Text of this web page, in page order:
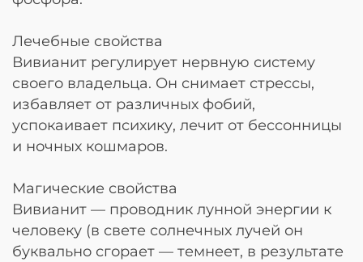
Лечебные свойства
Вивианит регулирует нервную систему
своего владельца. Он снимает стрессы,
избавляет от различных фобий,
успокаивает психику, лечит от бессонницы
и ночных кошмаров.
Магические свойства
Вивианит — проводник лунной энергии к
человеку (в свете солнечных лучей он
буквально сгорает — темнеет, в результате